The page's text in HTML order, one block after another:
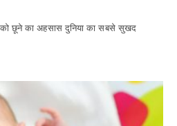
छूने का अहसास दुनिया का सबसे सुखद